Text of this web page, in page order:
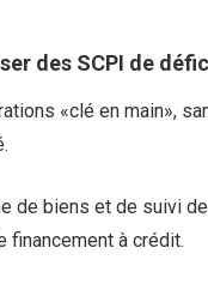
des SCPI de
«clé en main»,
de biens et de suivi
financement à crédit.